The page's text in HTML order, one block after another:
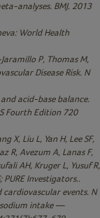
analyses. BMJ. 2013
World Health
Jaramillo P, Thomas M,
Disease Risk. N
acid-base balance.
Fourth Edition 720
X, Liu L, Yan H, Lee SF,
R, Avezum A, Lanas F,
AH, Kruger L, Yusuf R,
PURE Investigators..
events. N
sodium intake —